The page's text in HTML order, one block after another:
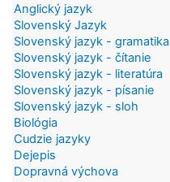
Anglický jazyk
Slovenský Jazyk
Slovenský jazyk - gramatika
Slovenský jazyk - čítanie
Slovenský jazyk - literatúra
Slovenský jazyk - písanie
Slovenský jazyk - sloh
Biológia
Cudzie jazyky
Dejepis
Dopravná výchova